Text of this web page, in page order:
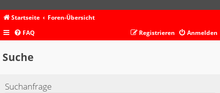
Startseite
Foren-Übersicht
FAQ
Anmelden
Registrieren
Suche
Suchanfrage